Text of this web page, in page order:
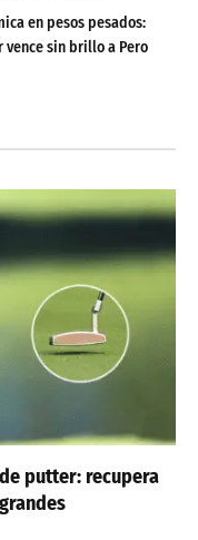
en pesos pesados:
vence sin brillo a Pero
putter: recupera